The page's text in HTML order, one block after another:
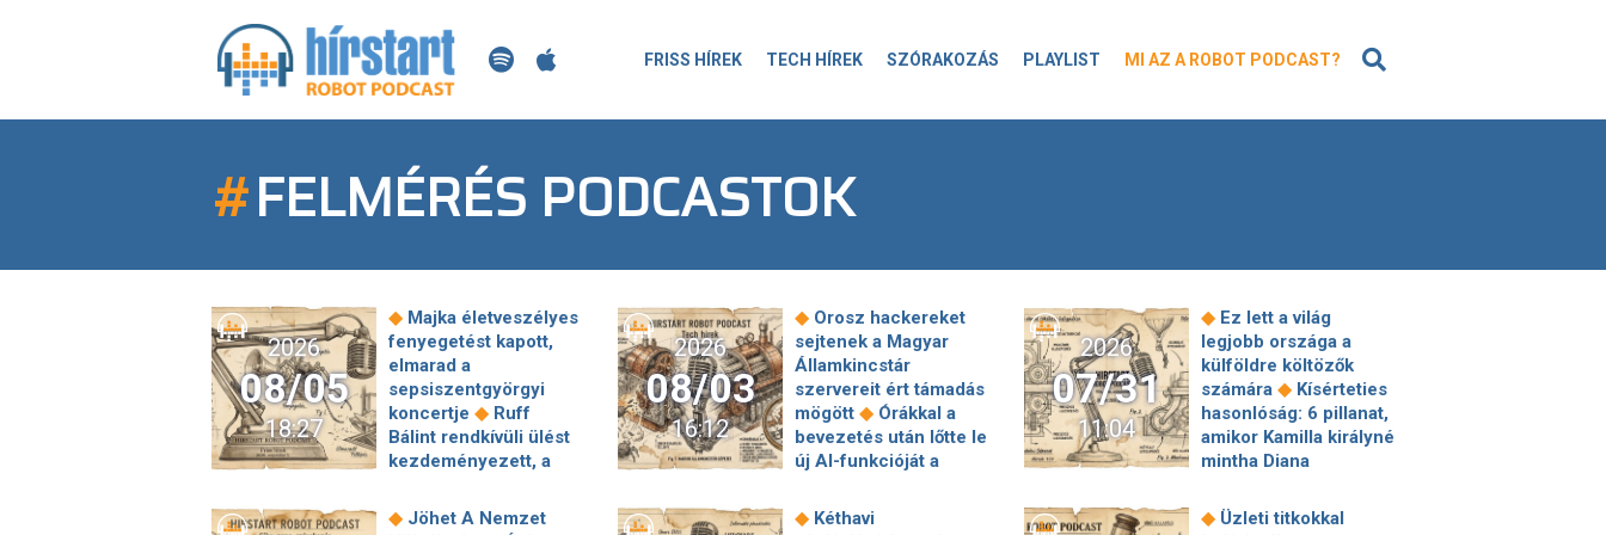
FRISS HÍREK TECH HÍREK SZÓRAKOZÁS PLAYLIST MI AZ A ROBOT PODCAST?
#FELMÉRÉS PODCASTOK
2026
08/05
18:27
◆ Majka életveszélyes
fenyegetést kapott,
elmarad a
sepsiszentgyörgyi
koncertje ◆ Ruff
Bálint rendkívüli ülést
kezdeményezett, a
összeül a parlament
2026
08/03
16:12
◆ Orosz hackereket
sejtenek a Magyar
Államkincstár
szervereit ért támadás
mögött ◆ Órákkal a
bevezetés után lőtte le
új AI-funkcióját a
dobásra készül a kínai
2026
07/31
11:04
◆ Ez lett a világ
legjobb országa a
külföldre költözők
számára ◆ Kísérteties
hasonlóság: 6 pillanat,
amikor Kamilla királyné
mintha Diana
gardróbjából öltözött
◆ Jöhet A Nemzet
◆ Kéthavi
◆ Üzleti titkokkal